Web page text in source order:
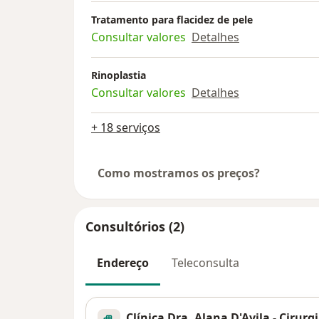
Tratamento para flacidez de pele
Consultar valores Detalhes
Rinoplastia
Consultar valores Detalhes
+ 18 serviços
Como mostramos os preços?
Consultórios (2)
Endereço Teleconsulta